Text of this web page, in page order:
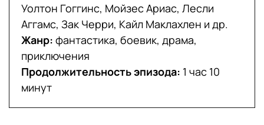
Уолтон Гоггинс, Мойзес Ариас, Лесли
Аггамс, Зак Черри, Кайл Маклахлен и др.
Жанр: фантастика, боевик, драма,
приключения
Продолжительность эпизода: 1 час 10
минут